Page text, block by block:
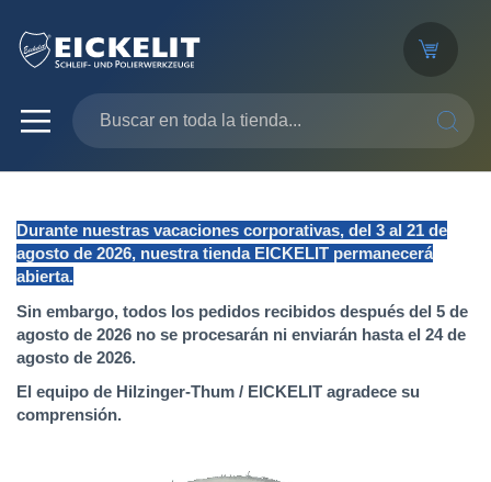
Durante nuestras vacaciones corporativas, del 3 al 21 de
agosto de 2026, nuestra tienda EICKELIT permanecerá
abierta.
Sin embargo, todos los pedidos recibidos después del 5 de
agosto de 2026 no se procesarán ni enviarán hasta el 24 de
agosto de 2026.
El equipo de Hilzinger-Thum / EICKELIT agradece su
comprensión.